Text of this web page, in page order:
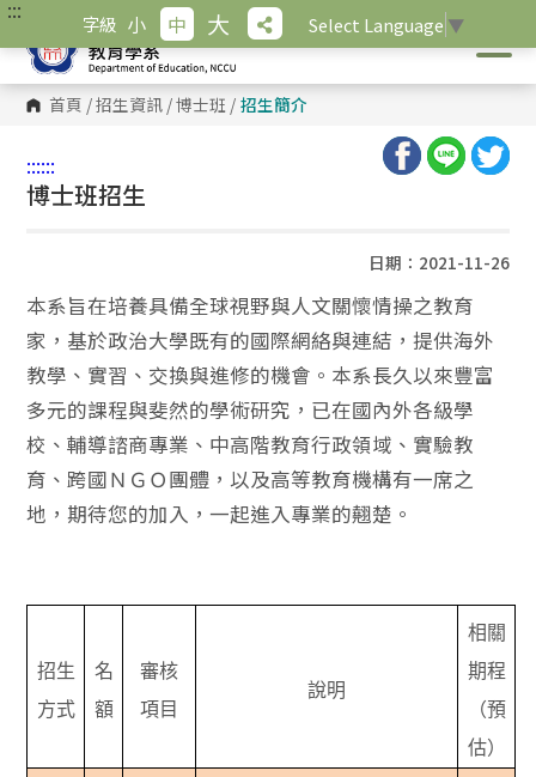
跳
主
內
容
::: 字級 小 中 大 Select Language ▼
首頁 /招生資訊 /博士班 / 招生簡介
::::::
博士班招生
日期：2021-11-26
本系旨在培養具備全球視野與人文關懷情操之教育
家，基於政治大學既有的國際網絡與連結，提供海外
教學、實習、交換與進修的機會。本系長久以來豐富
多元的課程與斐然的學術研究，已在國內外各級學
校、輔導諮商專業、中高階教育行政領域、實驗教
育、跨國ＮＧＯ團體，以及高等教育機構有一席之
地，期待您的加入，一起進入專業的翹楚。
招生
方式
名
額
審核
項目
說明
相關
期程
（預
估）